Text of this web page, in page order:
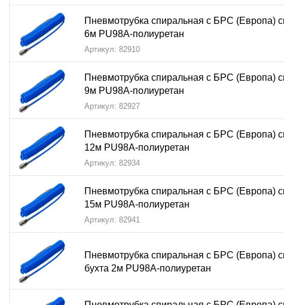
Автоматизированных производственных линиях
Системах с частыми переподключениями
Условиях, требующих мобильности и гибкости
Преимущества пневмотрубки NBPT PU98A
Выбираяпневмотрубку спиральную с БРС NBPT PU98A
Удобство монтажа– благодаря
Долговечность–полиуретановаяоснова устойчива
Надёжность– продукцияNBPTпроизведена в
Безопасность– синий цвет обеспечивает хорошую
Почему стоит выбрать пневмотрубку NBPT
Пневмотрубка спиральная с БРС синяя NBPT PU98A-
своей продукции, а производство вКорееобеспечивает
Использование этойполиуретановойтрубки с
переналадки и повысить эффективность работы.
для профессионального применения в
Пневмотрубка спиральная с БРС (Европа)
6м PU98A-полиуретан
Артикул: 82910
Пневмотрубка спиральная с БРС (Европа)
9м PU98A-полиуретан
Артикул: 82927
Пневмотрубка спиральная с БРС (Европа)
12м PU98A-полиуретан
Артикул: 82934
Пневмотрубка спиральная с БРС (Европа)
15м PU98A-полиуретан
Артикул: 82941
Пневмотрубка спиральная с БРС (Европа)
бухта 2м PU98A-полиуретан